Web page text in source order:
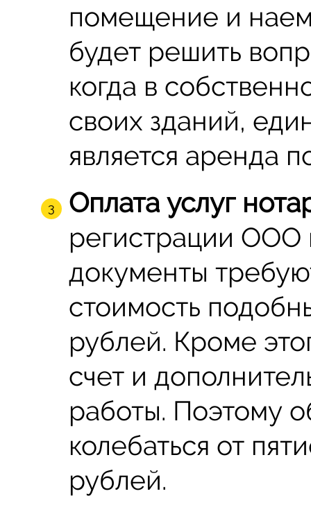
помещение и
будет решить
когда в
своих зданий,
является аренда
Оплата услуг
регистрации ООО
документы
стоимость
рублей. Кроме
счет и
работы. Поэтому
колебаться от
рублей.